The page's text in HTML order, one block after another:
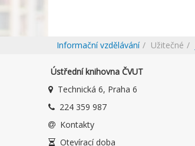
Informační vzdělávání Užitečné
Ústřední knihovna ČVUT
Technická 6, Praha 6
224 359 987
Kontakty
Otevírací doba